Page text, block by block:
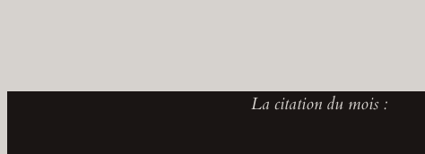
La citation du mois :